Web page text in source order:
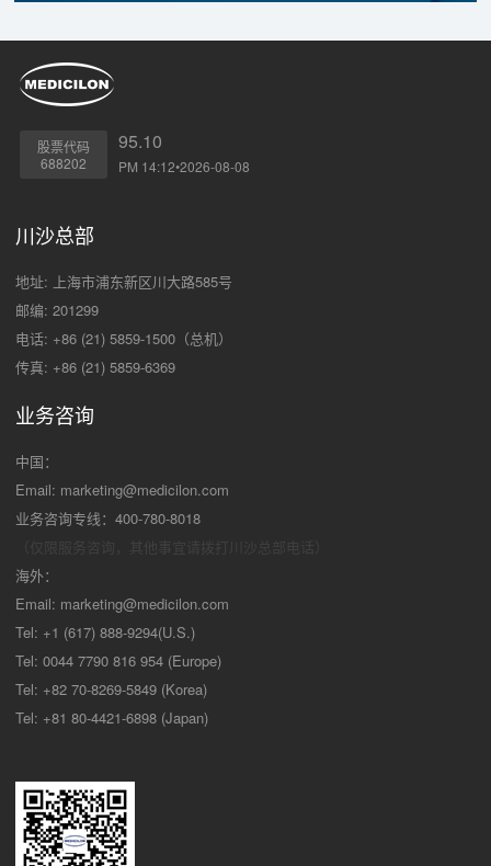
股票代码
688202
95.10
PM 14:12•2026-08-08
川沙总部
地址: 上海市浦东新区川大路585号
邮编: 201299
电话: +86 (21) 5859-1500（总机）
传真: +86 (21) 5859-6369
业务咨询
中国：
Email: marketing@medicilon.com
业务咨询专线：400-780-8018
海外：
Email: marketing@medicilon.com
Tel: +1 (617) 888-9294(U.S.)
Tel: 0044 7790 816 954 (Europe)
Tel: +82 70-8269-5849 (Korea)
Tel: +81 80-4421-6898 (Japan)